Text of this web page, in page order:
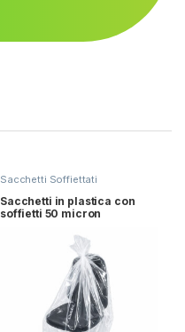
Sacchetti Soffiettati
Sacchetti in plastica con
soffietti 50 micron